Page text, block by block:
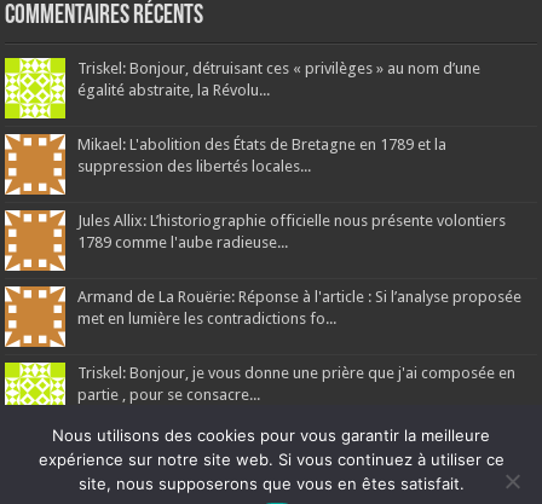
Commentaires récents
Triskel: Bonjour, détruisant ces « privilèges » au nom d’une
égalité abstraite, la Révolu...
Mikael: L'abolition des États de Bretagne en 1789 et la
suppression des libertés locales...
Jules Allix: L’historiographie officielle nous présente volontiers
1789 comme l'aube radieuse...
Armand de La Rouërie: Réponse à l'article : Si l’analyse proposée
met en lumière les contradictions fo...
Triskel: Bonjour, je vous donne une prière que j'ai composée en
partie , pour se consacre...
Nous utilisons des cookies pour vous garantir la meilleure
expérience sur notre site web. Si vous continuez à utiliser ce
site, nous supposerons que vous en êtes satisfait.